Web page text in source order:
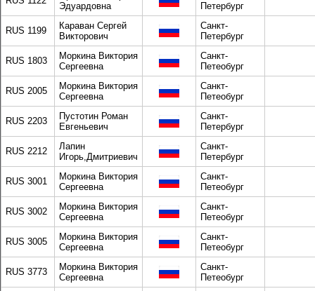
Эдуардовна
Петербург
RUS 1199
Караван Сергей
Викторович
Санкт-
Петербург
RUS 1803
Моркина Виктория
Сергеевна
Санкт-
Петеобург
RUS 2005
Моркина Виктория
Сергеевна
Санкт-
Петеобург
RUS 2203
Пустотин Роман
Евгеньевич
Санкт-
Петербург
RUS 2212
Лапин
Игорь,Дмитриевич
Санкт-
Петербург
RUS 3001
Моркина Виктория
Сергеевна
Санкт-
Петеобург
RUS 3002
Моркина Виктория
Сергеевна
Санкт-
Петеобург
RUS 3005
Моркина Виктория
Сергеевна
Санкт-
Петеобург
RUS 3773
Моркина Виктория
Сергеевна
Санкт-
Петеобург